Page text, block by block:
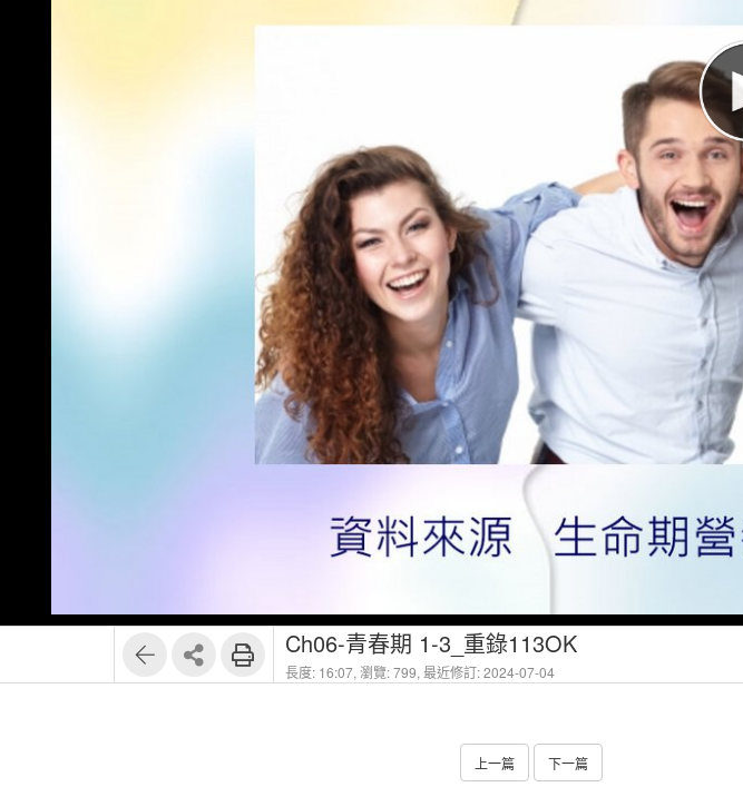
Ch06-青春期 1-3_重錄113OK
長度: 16:07, 瀏覽: 799, 最近修訂: 2024-07-04
上一篇 下一篇